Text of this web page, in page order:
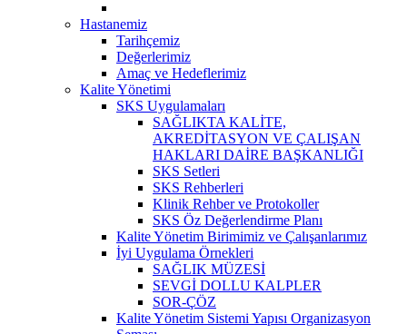
Hastanemiz
Tarihçemiz
Değerlerimiz
Amaç ve Hedeflerimiz
Kalite Yönetimi
SKS Uygulamaları
SAĞLIKTA KALİTE,
AKREDİTASYON VE ÇALIŞAN
HAKLARI DAİRE BAŞKANLIĞI
SKS Setleri
SKS Rehberleri
Klinik Rehber ve Protokoller
SKS Öz Değerlendirme Planı
Kalite Yönetim Birimimiz ve Çalışanlarımız
İyi Uygulama Örnekleri
SAĞLIK MÜZESİ
SEVGİ DOLLU KALPLER
SOR-ÇÖZ
Kalite Yönetim Sistemi Yapısı Organizasyon